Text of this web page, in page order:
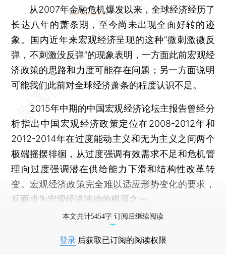
从2007年金融危机爆发以来，全球经济经历了
长达八年的萧条期，至今尚未出现全面好转的迹
象。国内近年来宏观经济呈现的这种“微刺激微反
弹，不刺激没反弹”的现象表明，一方面此前宏观经
济政策的思路和力度可能存在问题；另一方面说明
可能我们此前对全球经济萧条的程度认识不足。
2015年中期的中国宏观经济论坛主报告曾经分
析指出中国宏观经济政策定位在2008-2012年和
2012-2014年在过度能动主义和无为主义之间两个
极端摇摆徘徊，从过度强调有效需求不足和危机管
理向过度强调潜在供给能力下滑和结构性改革转
变。宏观经济政策完全难以适应形势变化的要求，
反而成为宏观经济波动的根源之一。
本文共计5454字 订阅后继续阅读
登录 后获取已订阅的阅读权限